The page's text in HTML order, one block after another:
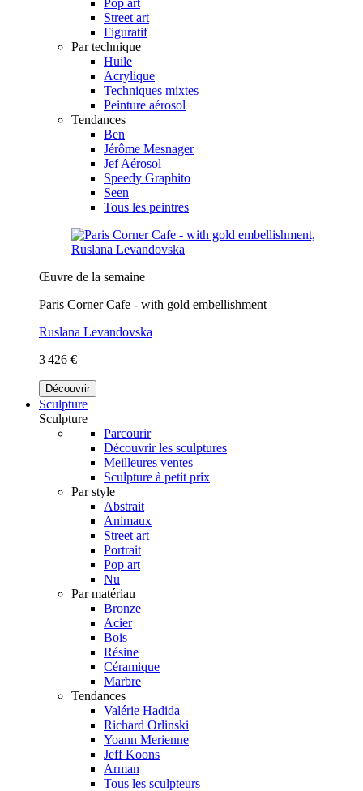
Street art
Figuratif
Par technique
Huile
Acrylique
Techniques mixtes
Peinture aérosol
Tendances
Ben
Jérôme Mesnager
Jef Aérosol
Speedy Graphito
Seen
Tous les peintres
Œuvre de la semaine
Paris Corner Cafe - with gold embellishment
Ruslana Levandovska
3 426 €
Découvrir
Sculpture
Sculpture
Parcourir
Découvrir les sculptures
Meilleures ventes
Sculpture à petit prix
Par style
Abstrait
Animaux
Street art
Portrait
Pop art
Nu
Par matériau
Bronze
Acier
Bois
Résine
Céramique
Marbre
Tendances
Valérie Hadida
Richard Orlinski
Yoann Merienne
Jeff Koons
Arman
Tous les sculpteurs